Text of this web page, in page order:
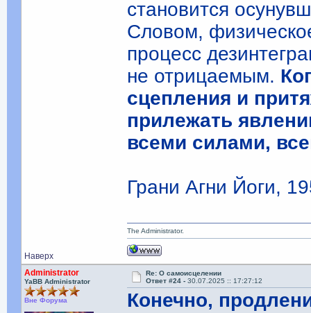
становится
Словом,
процесс
не отрицаемым.
сцепления и
прилежать
всеми силами,
Грани Агни Йоги,
Наверх
The Administrator.
Administrator
YaBB Administrator
Вне Форума
Re: О самоисцелении
Ответ #24 -30.07.2025 :: 17:27:12
Конечно,